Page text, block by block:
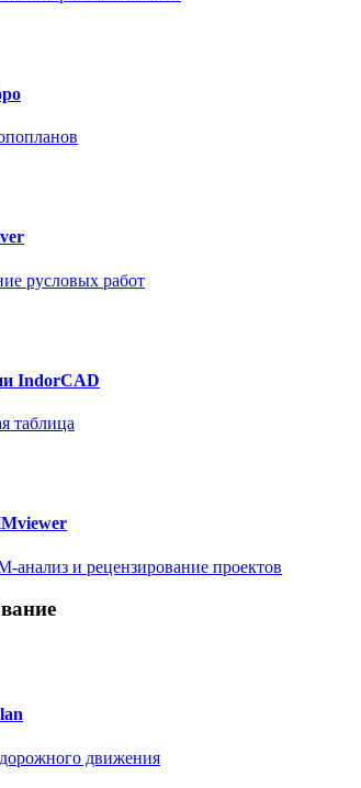
русловых работ
IndorCAD
таблица
анализ и рецензирование проектов
движения